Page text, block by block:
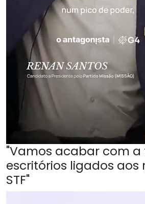
"Vamos acabar com a
escritórios ligados aos
STF"